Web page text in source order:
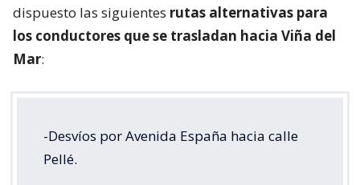
dispuesto las siguientes rutas alternativas para
los conductores que se trasladan hacia Viña del
Mar:
-Desvíos por Avenida España hacia calle
Pellé.